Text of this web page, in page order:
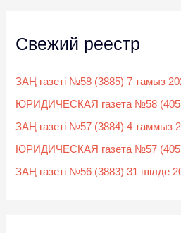
Свежий реестр
ЗАҢ газеті №58 (3885) 7 тамыз
ЮРИДИЧЕСКАЯ газета №58
ЗАҢ газеті №57 (3884) 4 таммыз
ЮРИДИЧЕСКАЯ газета №57
ЗАҢ газеті №56 (3883) 31 шілде